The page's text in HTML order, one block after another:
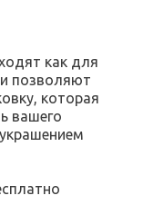
как для
позволяют
которая
вашего